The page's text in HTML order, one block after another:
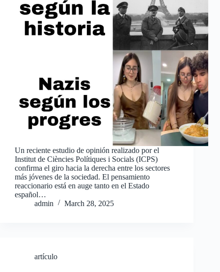
Un reciente estudio de opinión realizado por el
Institut de Ciències Polítiques i Socials (ICPS)
confirma el giro hacia la derecha entre los sectores
más jóvenes de la sociedad. El pensamiento
reaccionario está en auge tanto en el Estado
español…
admin
March 28, 2025
artículo